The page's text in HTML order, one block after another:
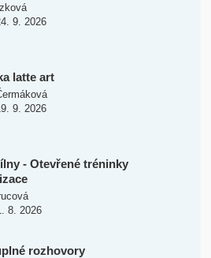
9. 2026
latte art
9. 2026
- Otevřené tréninky
8. 2026
rozhovory